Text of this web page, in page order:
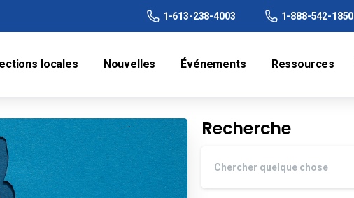
1-613-238-4003 1-888-542-1850
locales Nouvelles Événements Ressources
Recherche